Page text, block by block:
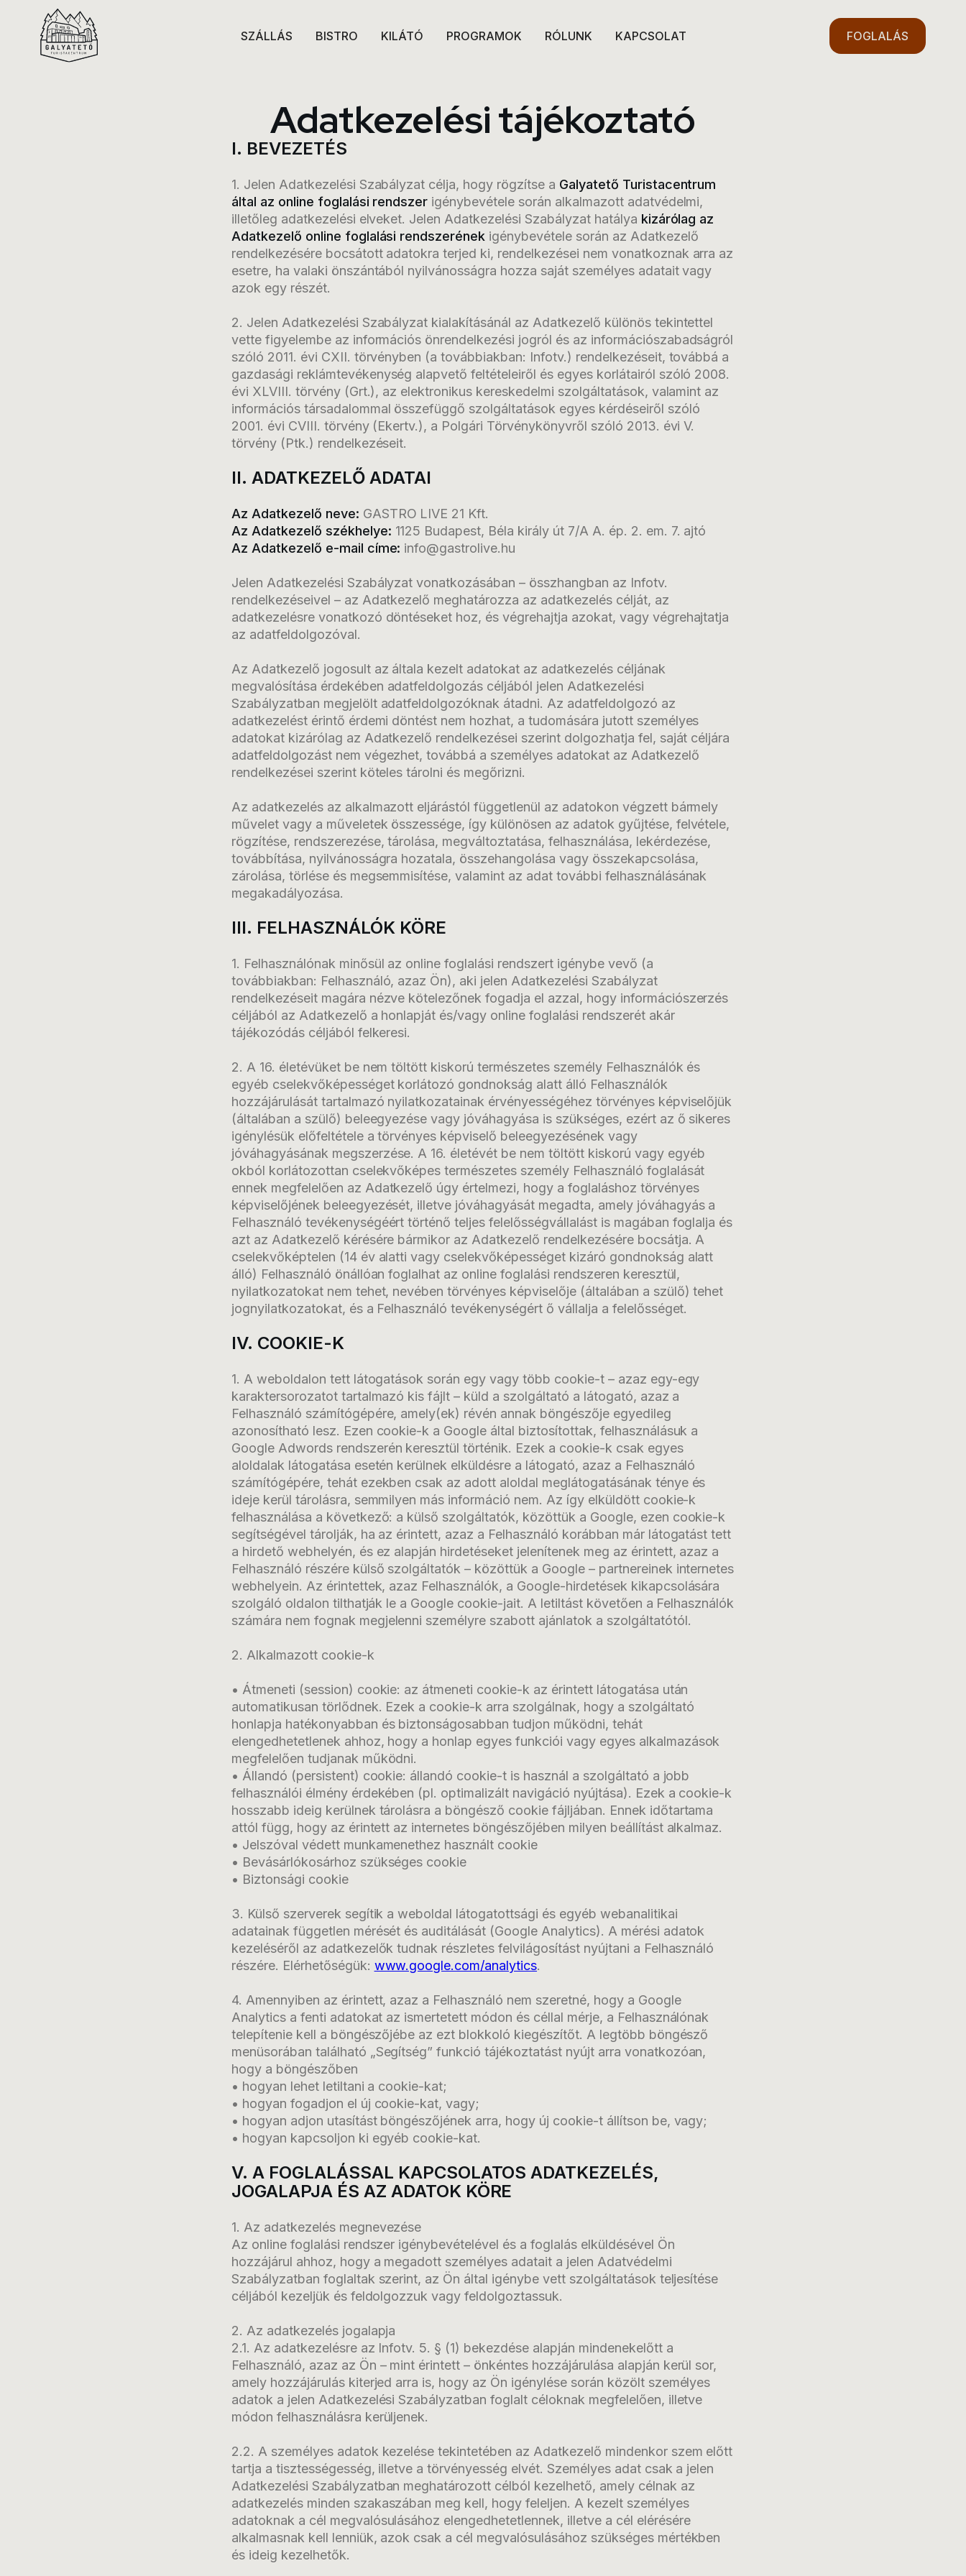
SZÁLLÁS BISTRO KILÁTÓ PROGRAMOK RÓLUNK KAPCSOLAT FOGLALÁS
Adatkezelési tájékoztató
I. BEVEZETÉS
1. Jelen Adatkezelési Szabályzat célja, hogy rögzítse a Galyatető Turistacentrum
által az online foglalási rendszer igénybevétele során alkalmazott adatvédelmi,
illetőleg adatkezelési elveket. Jelen Adatkezelési Szabályzat hatálya kizárólag az
Adatkezelő online foglalási rendszerének igénybevétele során az Adatkezelő
rendelkezésére bocsátott adatokra terjed ki, rendelkezései nem vonatkoznak arra az
esetre, ha valaki önszántából nyilvánosságra hozza saját személyes adatait vagy
azok egy részét.
2. Jelen Adatkezelési Szabályzat kialakításánál az Adatkezelő különös tekintettel
vette figyelembe az információs önrendelkezési jogról és az információszabadságról
szóló 2011. évi CXII. törvényben (a továbbiakban: Infotv.) rendelkezéseit, továbbá a
gazdasági reklámtevékenység alapvető feltételeiről és egyes korlátairól szóló 2008.
évi XLVIII. törvény (Grt.), az elektronikus kereskedelmi szolgáltatások, valamint az
információs társadalommal összefüggő szolgáltatások egyes kérdéseiről szóló
2001. évi CVIII. törvény (Ekertv.), a Polgári Törvénykönyvről szóló 2013. évi V.
törvény (Ptk.) rendelkezéseit.
II. ADATKEZELŐ ADATAI
Az Adatkezelő neve: GASTRO LIVE 21 Kft.
Az Adatkezelő székhelye: 1125 Budapest, Béla király út 7/A A. ép. 2. em. 7. ajtó
Az Adatkezelő e-mail címe: info@gastrolive.hu
Jelen Adatkezelési Szabályzat vonatkozásában – összhangban az Infotv.
rendelkezéseivel – az Adatkezelő meghatározza az adatkezelés célját, az
adatkezelésre vonatkozó döntéseket hoz, és végrehajtja azokat, vagy végrehajtatja
az adatfeldolgozóval.
Az Adatkezelő jogosult az általa kezelt adatokat az adatkezelés céljának
megvalósítása érdekében adatfeldolgozás céljából jelen Adatkezelési
Szabályzatban megjelölt adatfeldolgozóknak átadni. Az adatfeldolgozó az
adatkezelést érintő érdemi döntést nem hozhat, a tudomására jutott személyes
adatokat kizárólag az Adatkezelő rendelkezései szerint dolgozhatja fel, saját céljára
adatfeldolgozást nem végezhet, továbbá a személyes adatokat az Adatkezelő
rendelkezései szerint köteles tárolni és megőrizni.
Az adatkezelés az alkalmazott eljárástól függetlenül az adatokon végzett bármely
művelet vagy a műveletek összessége, így különösen az adatok gyűjtése, felvétele,
rögzítése, rendszerezése, tárolása, megváltoztatása, felhasználása, lekérdezése,
továbbítása, nyilvánosságra hozatala, összehangolása vagy összekapcsolása,
zárolása, törlése és megsemmisítése, valamint az adat további felhasználásának
megakadályozása.
III. FELHASZNÁLÓK KÖRE
1. Felhasználónak minősül az online foglalási rendszert igénybe vevő (a
továbbiakban: Felhasználó, azaz Ön), aki jelen Adatkezelési Szabályzat
rendelkezéseit magára nézve kötelezőnek fogadja el azzal, hogy információszerzés
céljából az Adatkezelő a honlapját és/vagy online foglalási rendszerét akár
tájékozódás céljából felkeresi.
2. A 16. életévüket be nem töltött kiskorú természetes személy Felhasználók és
egyéb cselekvőképességet korlátozó gondnokság alatt álló Felhasználók
hozzájárulását tartalmazó nyilatkozatainak érvényességéhez törvényes képviselőjük
(általában a szülő) beleegyezése vagy jóváhagyása is szükséges, ezért az ő sikeres
igénylésük előfeltétele a törvényes képviselő beleegyezésének vagy
jóváhagyásának megszerzése. A 16. életévét be nem töltött kiskorú vagy egyéb
okból korlátozottan cselekvőképes természetes személy Felhasználó foglalását
ennek megfelelően az Adatkezelő úgy értelmezi, hogy a foglaláshoz törvényes
képviselőjének beleegyezését, illetve jóváhagyását megadta, amely jóváhagyás a
Felhasználó tevékenységéért történő teljes felelősségvállalást is magában foglalja és
azt az Adatkezelő kérésére bármikor az Adatkezelő rendelkezésére bocsátja. A
cselekvőképtelen (14 év alatti vagy cselekvőképességet kizáró gondnokság alatt
álló) Felhasználó önállóan foglalhat az online foglalási rendszeren keresztül,
nyilatkozatokat nem tehet, nevében törvényes képviselője (általában a szülő) tehet
jognyilatkozatokat, és a Felhasználó tevékenységért ő vállalja a felelősséget.
IV. COOKIE-K
1. A weboldalon tett látogatások során egy vagy több cookie-t – azaz egy-egy
karaktersorozatot tartalmazó kis fájlt – küld a szolgáltató a látogató, azaz a
Felhasználó számítógépére, amely(ek) révén annak böngészője egyedileg
azonosítható lesz. Ezen cookie-k a Google által biztosítottak, felhasználásuk a
Google Adwords rendszerén keresztül történik. Ezek a cookie-k csak egyes
aloldalak látogatása esetén kerülnek elküldésre a látogató, azaz a Felhasználó
számítógépére, tehát ezekben csak az adott aloldal meglátogatásának ténye és
ideje kerül tárolásra, semmilyen más információ nem. Az így elküldött cookie-k
felhasználása a következő: a külső szolgáltatók, közöttük a Google, ezen cookie-k
segítségével tárolják, ha az érintett, azaz a Felhasználó korábban már látogatást tett
a hirdető webhelyén, és ez alapján hirdetéseket jelenítenek meg az érintett, azaz a
Felhasználó részére külső szolgáltatók – közöttük a Google – partnereinek internetes
webhelyein. Az érintettek, azaz Felhasználók, a Google-hirdetések kikapcsolására
szolgáló oldalon tilthatják le a Google cookie-jait. A letiltást követően a Felhasználók
számára nem fognak megjelenni személyre szabott ajánlatok a szolgáltatótól.
2. Alkalmazott cookie-k
• Átmeneti (session) cookie: az átmeneti cookie-k az érintett látogatása után
automatikusan törlődnek. Ezek a cookie-k arra szolgálnak, hogy a szolgáltató
honlapja hatékonyabban és biztonságosabban tudjon működni, tehát
elengedhetetlenek ahhoz, hogy a honlap egyes funkciói vagy egyes alkalmazások
megfelelően tudjanak működni.
• Állandó (persistent) cookie: állandó cookie-t is használ a szolgáltató a jobb
felhasználói élmény érdekében (pl. optimalizált navigáció nyújtása). Ezek a cookie-k
hosszabb ideig kerülnek tárolásra a böngésző cookie fájljában. Ennek időtartama
attól függ, hogy az érintett az internetes böngészőjében milyen beállítást alkalmaz.
• Jelszóval védett munkamenethez használt cookie
• Bevásárlókosárhoz szükséges cookie
• Biztonsági cookie
3. Külső szerverek segítik a weboldal látogatottsági és egyéb webanalitikai
adatainak független mérését és auditálását (Google Analytics). A mérési adatok
kezeléséről az adatkezelők tudnak részletes felvilágosítást nyújtani a Felhasználó
részére. Elérhetőségük: www.google.com/analytics.
4. Amennyiben az érintett, azaz a Felhasználó nem szeretné, hogy a Google
Analytics a fenti adatokat az ismertetett módon és céllal mérje, a Felhasználónak
telepítenie kell a böngészőjébe az ezt blokkoló kiegészítőt. A legtöbb böngésző
menüsorában található „Segítség” funkció tájékoztatást nyújt arra vonatkozóan,
hogy a böngészőben
• hogyan lehet letiltani a cookie-kat;
• hogyan fogadjon el új cookie-kat, vagy;
• hogyan adjon utasítást böngészőjének arra, hogy új cookie-t állítson be, vagy;
• hogyan kapcsoljon ki egyéb cookie-kat.
V. A FOGLALÁSSAL KAPCSOLATOS ADATKEZELÉS,
JOGALAPJA ÉS AZ ADATOK KÖRE
1. Az adatkezelés megnevezése
Az online foglalási rendszer igénybevételével és a foglalás elküldésével Ön
hozzájárul ahhoz, hogy a megadott személyes adatait a jelen Adatvédelmi
Szabályzatban foglaltak szerint, az Ön által igénybe vett szolgáltatások teljesítése
céljából kezeljük és feldolgozzuk vagy feldolgoztassuk.
2. Az adatkezelés jogalapja
2.1. Az adatkezelésre az Infotv. 5. § (1) bekezdése alapján mindenekelőtt a
Felhasználó, azaz az Ön – mint érintett – önkéntes hozzájárulása alapján kerül sor,
amely hozzájárulás kiterjed arra is, hogy az Ön igénylése során közölt személyes
adatok a jelen Adatkezelési Szabályzatban foglalt céloknak megfelelően, illetve
módon felhasználásra kerüljenek.
2.2. A személyes adatok kezelése tekintetében az Adatkezelő mindenkor szem előtt
tartja a tisztességesség, illetve a törvényesség elvét. Személyes adat csak a jelen
Adatkezelési Szabályzatban meghatározott célból kezelhető, amely célnak az
adatkezelés minden szakaszában meg kell, hogy feleljen. A kezelt személyes
adatoknak a cél megvalósulásához elengedhetetlennek, illetve a cél elérésére
alkalmasnak kell lenniük, azok csak a cél megvalósulásához szükséges mértékben
és ideig kezelhetők.